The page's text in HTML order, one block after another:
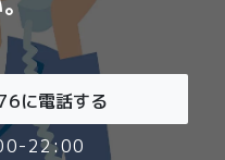
に電話する
22:00